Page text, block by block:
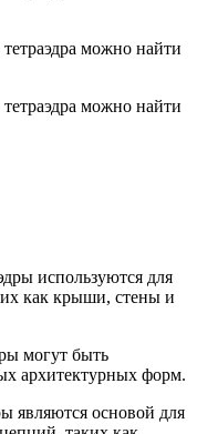
можно найти
можно найти
используются для
как крыши, стены и
могут быть
архитектурных форм.
являются основой для